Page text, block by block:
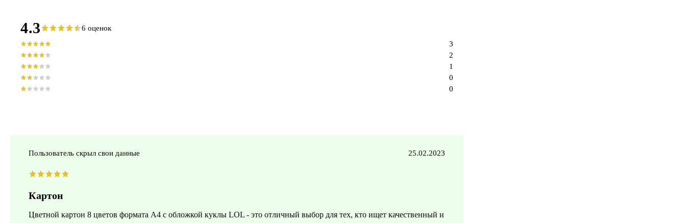
4.3 6 оценок
0
0
1
2
3
Пользователь скрыл свои данные 25.02.2023
Картон
Цветной картон 8 цветов формата А4 с обложкой куклы LOL - это отличный выбор для тех, кто ищет качественный и